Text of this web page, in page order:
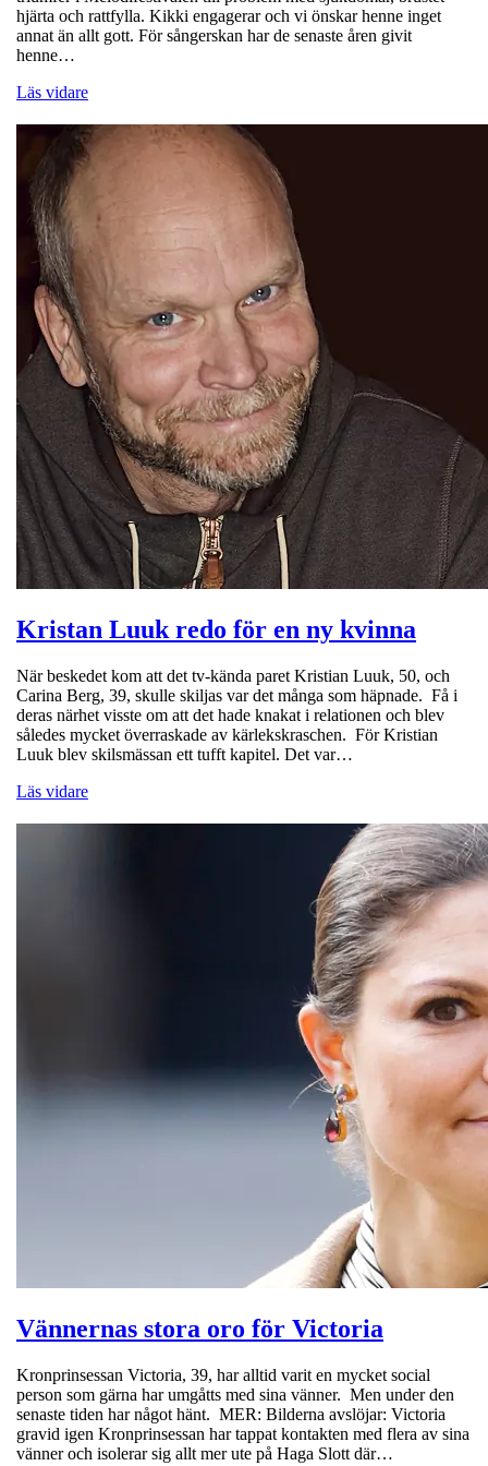
hjärta och rattfylla. Kikki engagerar och vi önskar henne inget
annat än allt gott. För sångerskan har de senaste åren givit
henne…
Läs vidare
Kristan Luuk redo för en ny kvinna
När beskedet kom att det tv-kända paret Kristian Luuk, 50, och
Carina Berg, 39, skulle skiljas var det många som häpnade. Få i
deras närhet visste om att det hade knakat i relationen och blev
således mycket överraskade av kärlekskraschen. För Kristian
Luuk blev skilsmässan ett tufft kapitel. Det var…
Läs vidare
Vännernas stora oro för Victoria
Kronprinsessan Victoria, 39, har alltid varit en mycket social
person som gärna har umgåtts med sina vänner. Men under den
senaste tiden har något hänt. MER: Bilderna avslöjar: Victoria
gravid igen Kronprinsessan har tappat kontakten med flera av sina
vänner och isolerar sig allt mer ute på Haga Slott där…